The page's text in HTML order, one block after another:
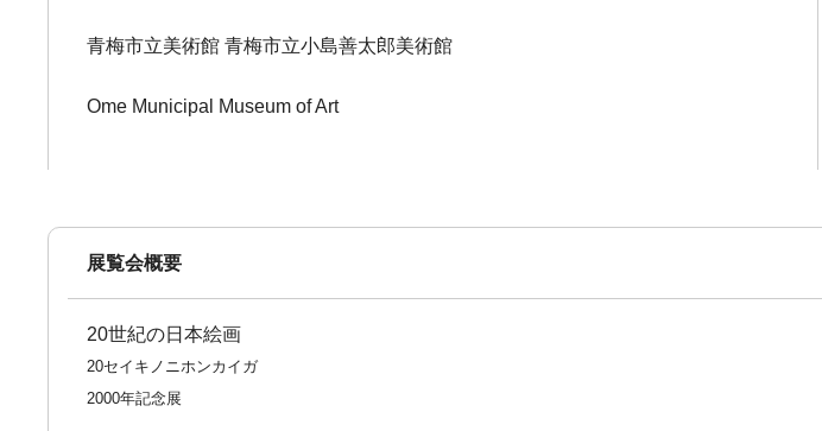
青梅市立美術館 青梅市立小島善太郎美術館
Ome Municipal Museum of Art
展覧会概要
20世紀の日本絵画
20セイキノニホンカイガ
2000年記念展